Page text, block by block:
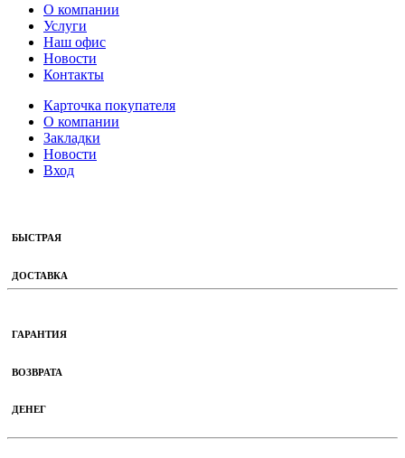
О компании
Услуги
Наш офис
Новости
Контакты
Карточка покупателя
О компании
Закладки
Новости
Вход
БЫСТРАЯ
ДОСТАВКА
ГАРАНТИЯ
ВОЗВРАТА
ДЕНЕГ